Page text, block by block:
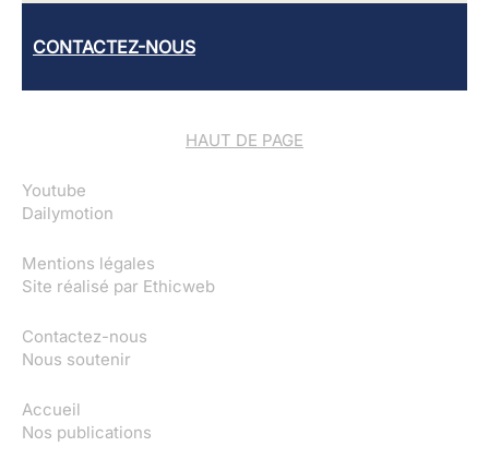
CONTACTEZ-NOUS
HAUT DE PAGE
Youtube
Dailymotion
Mentions légales
Site réalisé par Ethicweb
Contactez-nous
Nous soutenir
Accueil
Nos publications